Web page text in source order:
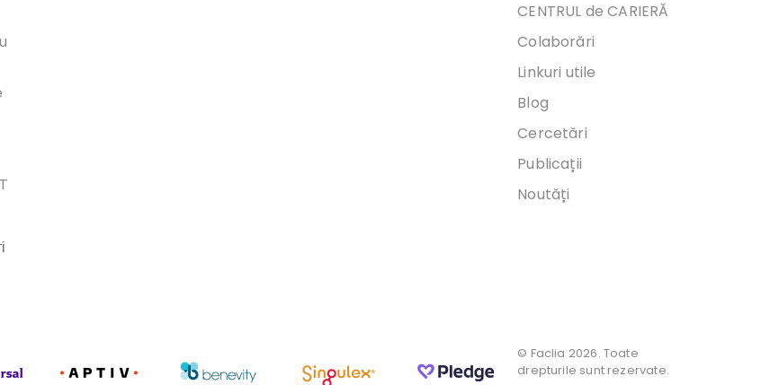
CENTRUL de CARIERĂ
Colaborări
Linkuri utile
Blog
Cercetări
Publicații
Noutăți
© Faclia 2026. Toate
drepturile sunt rezervate.